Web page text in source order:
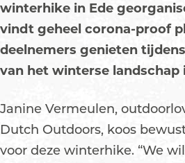
winterhike in Ede
vindt geheel corona-proof
deelnemers genieten
van het winterse landschap
Janine Vermeulen,
Dutch Outdoors, koos
voor deze winterhike. “We